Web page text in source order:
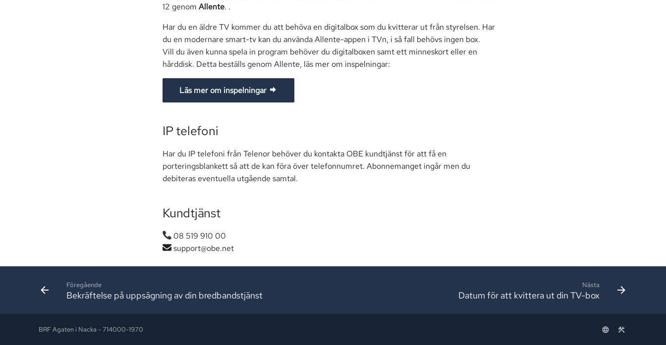
12 genom Allente. .
Har du en äldre TV kommer du att behöva en digitalbox som du kvitterar ut från styrelsen. Har
du en modernare smart-tv kan du använda Allente-appen i TVn, i så fall behövs ingen box.
Vill du även kunna spela in program behöver du digitalboxen samt ett minneskort eller en
hårddisk. Detta beställs genom Allente, läs mer om inspelningar:
Läs mer om inspelningar
IP telefoni
Har du IP telefoni från Telenor behöver du kontakta OBE kundtjänst för att få en
porteringsblankett så att de kan föra över telefonnumret. Abonnemanget ingår men du
debiteras eventuella utgående samtal.
Kundtjänst
08 519 910 00
support@obe.net
Föregående
Bekräftelse på uppsägning av din bredbandstjänst
Nästa
Datum för att kvittera ut din TV-box
BRF Agaten i Nacka - 714000-1970